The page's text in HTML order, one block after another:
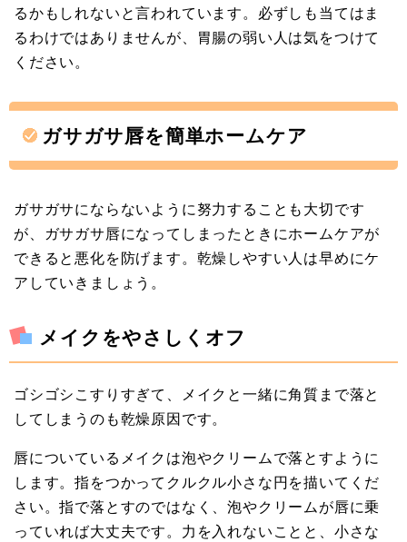
るかもしれないと言われています。必ずしも当てはま
るわけではありませんが、胃腸の弱い人は気をつけて
ください。
ガサガサ唇を簡単ホームケア
ガサガサにならないように努力することも大切です
が、ガサガサ唇になってしまったときにホームケアが
できると悪化を防げます。乾燥しやすい人は早めにケ
アしていきましょう。
メイクをやさしくオフ
ゴシゴシこすりすぎて、メイクと一緒に角質まで落と
してしまうのも乾燥原因です。
唇についているメイクは泡やクリームで落とすように
します。指をつかってクルクル小さな円を描いてくだ
さい。指で落とすのではなく、泡やクリームが唇に乗
っていれば大丈夫です。力を入れないことと、小さな